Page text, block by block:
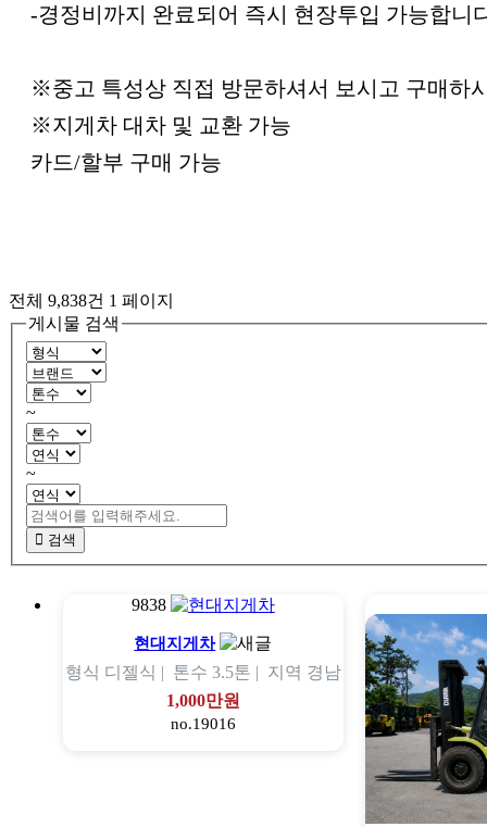
-경정비까지 완료되어 즉시 현장투입 가능합니
※중고 특성상 직접 방문하셔서 보시고 구매하
※지게차 대차 및 교환 가능
카드/할부 구매 가능
전체 9,838건 1 페이지
게시물 검색
~
~
검색
9838
현대지게차
형식 디젤식 | 톤수 3.5톤 | 지역 경남
1,000만원
no.19016